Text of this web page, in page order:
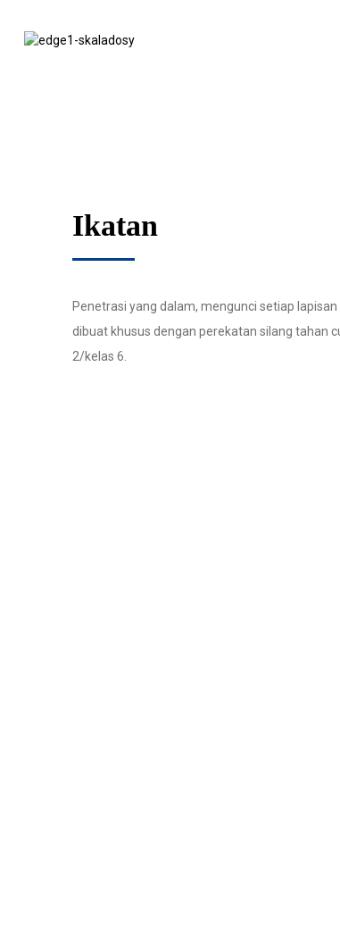
Ikatan
Penetrasi yang dalam, mengunci setiap
dibuat khusus dengan perekatan silang tahan
2/kelas 6.